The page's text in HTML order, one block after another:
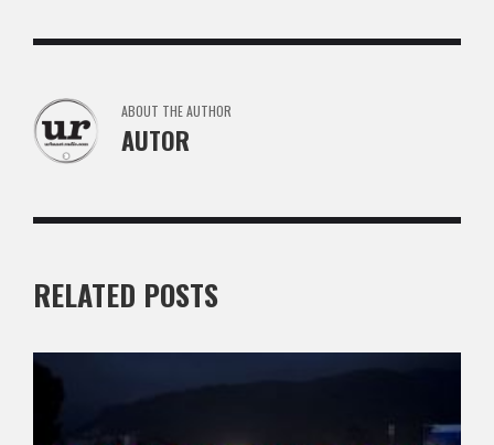
ABOUT THE AUTHOR
AUTOR
RELATED POSTS